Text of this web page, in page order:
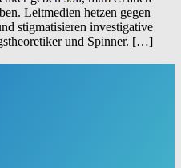
Leitmedien hetzen gegen
stigmatisieren investigative
und Spinner. […]